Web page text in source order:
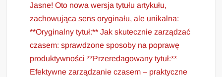
Jasne! Oto nowa wersja tytułu artykułu,
zachowująca sens oryginału, ale unikalna:
**Oryginalny tytuł:** Jak skutecznie zarządzać
czasem: sprawdzone sposoby na poprawę
produktywności **Przeredagowany tytuł:**
Efektywne zarządzanie czasem – praktyczne